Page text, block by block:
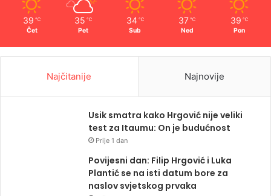
39 ℃
Čet
35 ℃
Pet
34 ℃
Sub
37 ℃
Ned
39 ℃
Pon
Najčitanije Najnovije
Usik smatra kako Hrgović nije veliki
test za Itaumu: On je budućnost
Prije 1 dan
Povijesni dan: Filip Hrgović i Luka
Plantić se na isti datum bore za
naslov svjetskog prvaka